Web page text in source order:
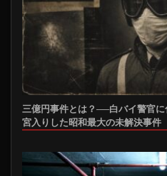
三億円事件とは？──白バイ警官
宮入りした昭和最大の未解決事件